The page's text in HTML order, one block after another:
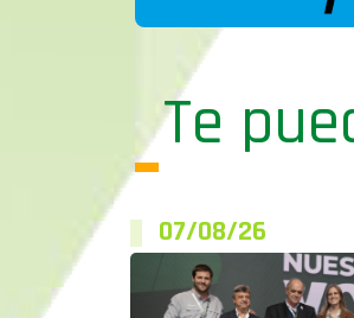
Te
07/08/26